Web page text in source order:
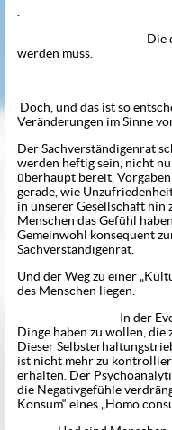
Die deutlichen
werden
Doch, und das ist so
Veränderungen im Sinne
Der Sachverständigenrat
werden heftig sein, nicht
überhaupt bereit,
gerade, wie
in unserer Gesellschaft hin
Menschen das Gefühl
Gemeinwohl konsequent
Sachverständigenrat.
Und der Weg zu einer
des Menschen liegen.
In der Evolution des
Dinge haben zu wollen, die
Dieser
ist nicht mehr zu
erhalten. Der
die Negativgefühle
Konsum“ eines „Homo